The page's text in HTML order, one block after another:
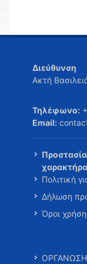
Διεύθυνση
Ακτή
Τηλέφωνο:
Email:
χαρακτήρα
Πολιτική
Δήλωση
Όροι